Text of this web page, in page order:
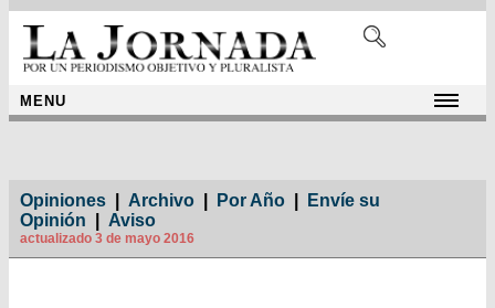
MENU
Opiniones Archivo Por Año
Envíe su
Opinión
Aviso
actualizado 3 de mayo 2016